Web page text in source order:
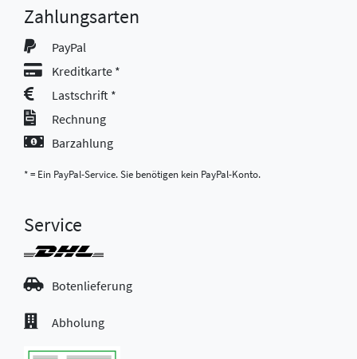
Zahlungsarten
PayPal
Kreditkarte *
Lastschrift *
Rechnung
Barzahlung
* = Ein PayPal-Service. Sie benötigen kein PayPal-Konto.
Service
Botenlieferung
Abholung